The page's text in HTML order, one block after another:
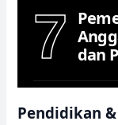
7
dan
Pendidikan